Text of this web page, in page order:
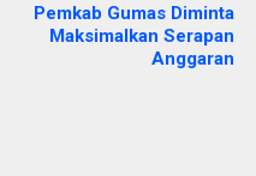
Pemkab Gumas Diminta
Maksimalkan Serapan
Anggaran